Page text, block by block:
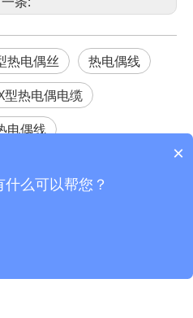
热电偶丝
热电偶线
型热电偶电缆
电偶线
众号
×
么可以帮您？